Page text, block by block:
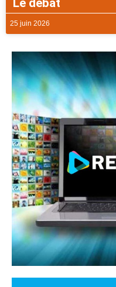
Le débat
25 juin 2026